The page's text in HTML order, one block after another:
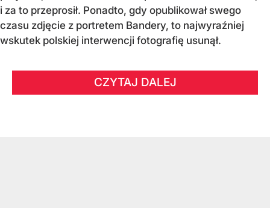
i za to przeprosił. Ponadto, gdy opublikował swego
czasu zdjęcie z portretem Bandery, to najwyraźniej
wskutek polskiej interwencji fotografię usunął.
CZYTAJ DALEJ